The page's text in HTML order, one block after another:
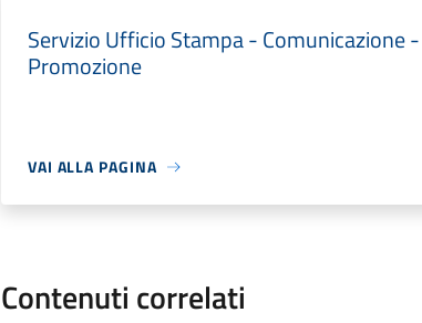
Servizio Ufficio Stampa - Comunicazione -
Promozione
VAI ALLA PAGINA
Contenuti correlati